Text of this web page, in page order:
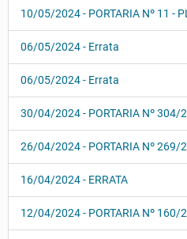
10/05/2024 - PORTARIA Nº 11 -
06/05/2024 - Errata
06/05/2024 - Errata
30/04/2024 - PORTARIA Nº 304/
26/04/2024 - PORTARIA Nº 269/
16/04/2024 - ERRATA
12/04/2024 - PORTARIA Nº 160/